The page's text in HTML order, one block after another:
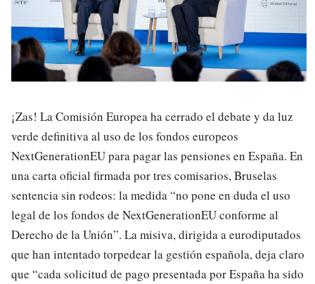
¡Zas! La Comisión Europea ha cerrado el debate y da luz
verde definitiva al uso de los fondos europeos
NextGenerationEU para pagar las pensiones en España. En
una carta oficial firmada por tres comisarios, Bruselas
sentencia sin rodeos: la medida “no pone en duda el uso
legal de los fondos de NextGenerationEU conforme al
Derecho de la Unión”. La misiva, dirigida a eurodiputados
que han intentado torpedear la gestión española, deja claro
que “cada solicitud de pago presentada por España ha sido